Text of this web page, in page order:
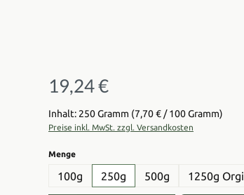
Regulärer Preis:
19,24 €
Inhalt: 250 Gramm (7,70 € / 100 Gramm)
Preise inkl. MwSt. zzgl. Versandkosten
Mengeauswählen
100g 250g 500g 1250g